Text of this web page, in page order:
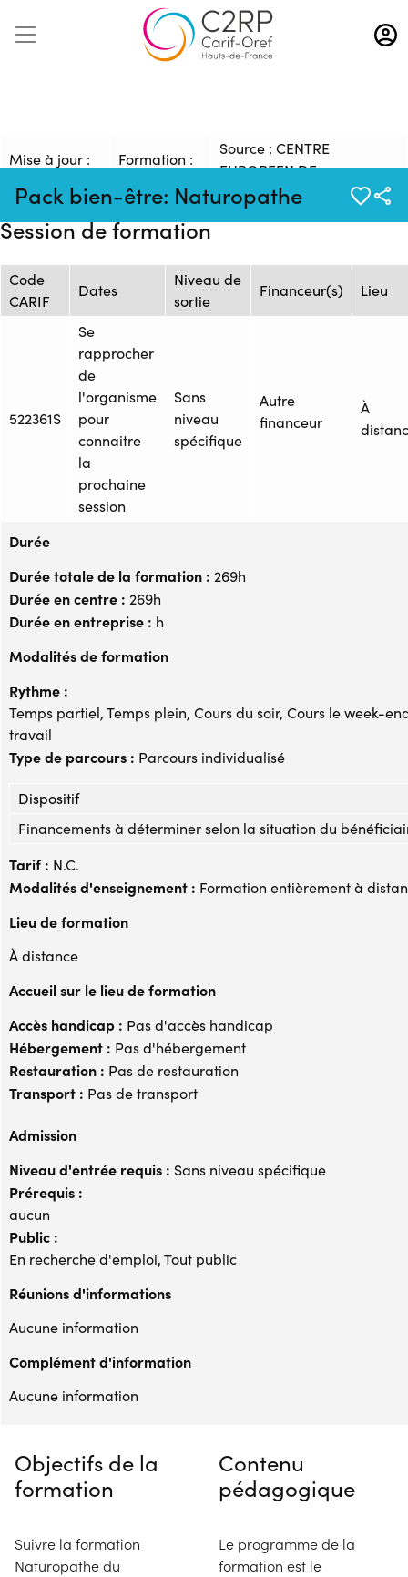
Aller
au
contenu
Pack bien-être: Naturopathe
Mise à jour :
Formation :
Source : CENTRE
EUROPEEN DE
FORMATION
Session de formation
Code
CARIF
Dates
Niveau de
sortie
Financeur(s) Lieu
522361S
Se
rapprocher
de
l'organisme
pour
connaitre
la
prochaine
session
Sans
niveau
spécifique
Autre
financeur
À
Durée
Durée totale de la formation : 269h
Durée en centre : 269h
Durée en entreprise : h
Modalités de formation
Rythme :
Temps partiel, Temps plein, Cours du soir, Cours le week-
travail
Type de parcours : Parcours individualisé
Dispositif
Financements à déterminer selon la situation du
Tarif : N.C.
Modalités d'enseignement : Formation entièrement à
Lieu de formation
À distance
Accueil sur le lieu de formation
Accès handicap : Pas d'accès handicap
Hébergement : Pas d'hébergement
Restauration : Pas de restauration
Transport : Pas de transport
Admission
Niveau d'entrée requis : Sans niveau spécifique
Prérequis :
aucun
Public :
En recherche d'emploi, Tout public
Réunions d'informations
Aucune information
Complément d'information
Aucune information
Objectifs de la
formation
Suivre la formation
Naturopathe du
Contenu
pédagogique
Le programme de la
formation est le